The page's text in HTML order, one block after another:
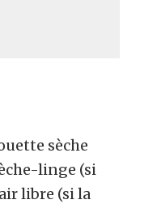
sèche
linge (si
libre (si la